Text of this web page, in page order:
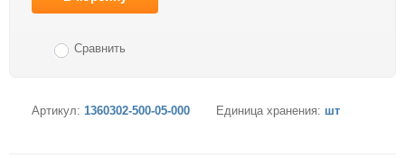
Сравнить
Артикул: 1360302-500-05-000 Единица хранения: шт